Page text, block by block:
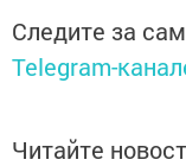
Следите за
Telegram-
Читайте